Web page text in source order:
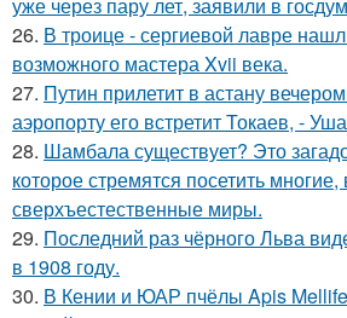
26. В троице - сергиевой лавре
возможного мастера Xvii века.
27. Путин прилетит в астану
аэропорту его встретит Токаев, -
28. Шамбала существует? Это
которое стремятся посетить
сверхъестественные миры.
29. Последний раз чёрного Льва
в 1908 году.
30. В Кении и ЮАР пчёлы Apis